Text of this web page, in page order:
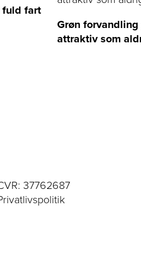
fart
Grøn
attraktiv som
37762687